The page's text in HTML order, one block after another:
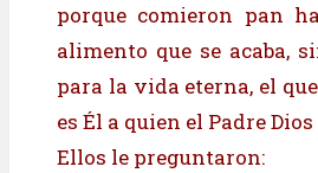
porque comieron pan
alimento que se acaba,
para la vida eterna, el
es Él a quien el Padre
Ellos le preguntaron: